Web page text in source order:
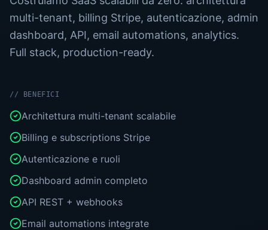
multi-tenant, billing Stripe, autenticazione, admin
dashboard, API, email automations, analytics.
Full stack, production-ready.
// BENEFICI
Architettura multi-tenant scalabile
Billing e subscriptions Stripe
Autenticazione e ruoli
Dashboard admin completo
API REST + webhooks
Email automations integrate